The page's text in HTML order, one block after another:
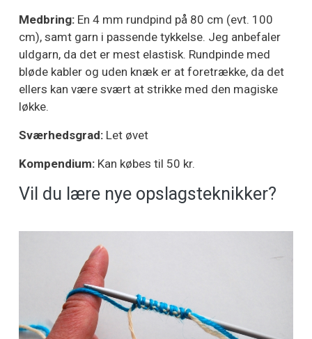
Medbring: En 4 mm rundpind på 80 cm (evt. 100
cm), samt garn i passende tykkelse. Jeg anbefaler
uldgarn, da det er mest elastisk. Rundpinde med
bløde kabler og uden knæk er at foretrække, da det
ellers kan være svært at strikke med den magiske
løkke.
Sværhedsgrad: Let øvet
Kompendium: Kan købes til 50 kr.
Vil du lære nye opslagsteknikker?